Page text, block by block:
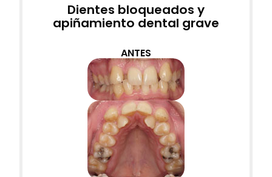
Dientes bloqueados y
apiñamiento dental grave
ANTES